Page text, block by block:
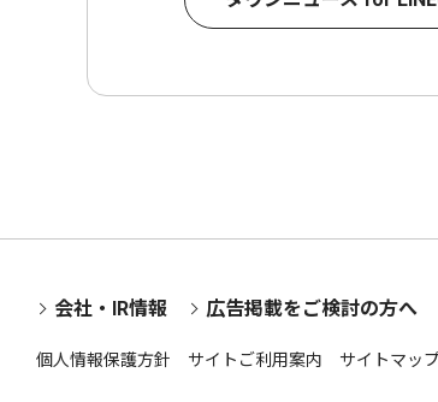
会社・IR情報 広告掲載をご検討の方へ
個人情報保護方針 サイトご利用案内 サイトマッ